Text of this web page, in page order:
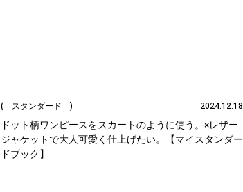
( スタンダード ) 2024.12.18
ドット柄ワンピースをスカートのように使う。×レザー
ジャケットで大人可愛く仕上げたい。【マイスタンダー
ドブック】